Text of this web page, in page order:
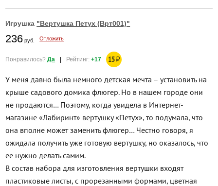
Игрушка "Вертушка Петух (Врт001)"
236 руб. Отложить
Понравилось?Да | Рейтинг:+17 15₽
У меня давно была немного детская мечта – установить на
крыше садового домика флюгер. Но в нашем городе они
не продаются… Поэтому, когда увидела в Интернет-
магазине «Лабиринт» вертушку «Петух», то подумала, что
она вполне может заменить флюгер… Честно говоря, я
ожидала получить уже готовую вертушку, но оказалось, что
ее нужно делать самим.
В состав набора для изготовления вертушки входят
пластиковые листы, с прорезанными формами, цветная